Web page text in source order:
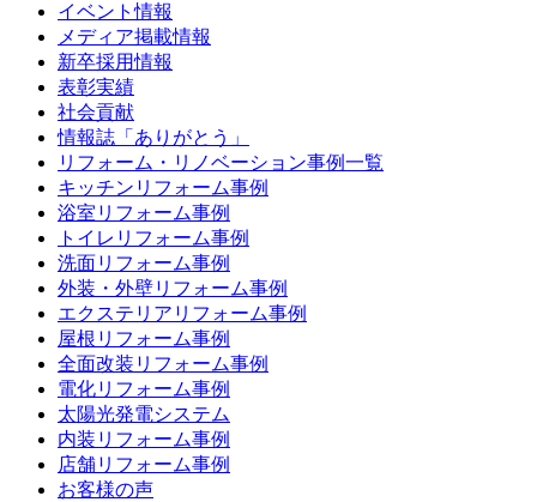
イベント情報
メディア掲載情報
新卒採用情報
表彰実績
社会貢献
情報誌「ありがとう」
リフォーム・リノベーション事例一覧
キッチンリフォーム事例
浴室リフォーム事例
トイレリフォーム事例
洗面リフォーム事例
外装・外壁リフォーム事例
エクステリアリフォーム事例
屋根リフォーム事例
全面改装リフォーム事例
電化リフォーム事例
太陽光発電システム
内装リフォーム事例
店舗リフォーム事例
お客様の声